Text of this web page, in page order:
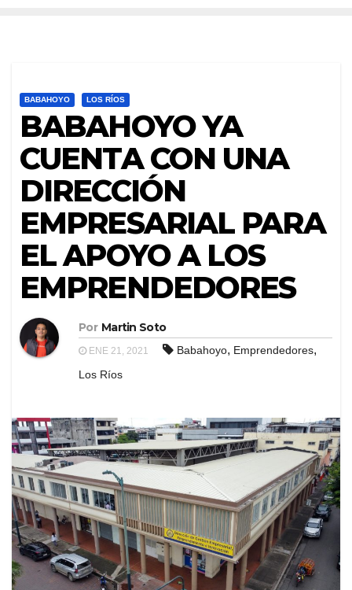
BABAHOYO LOS RÍOS
BABAHOYO YA
CUENTA CON UNA
DIRECCIÓN
EMPRESARIAL PARA
EL APOYO A LOS
EMPRENDEDORES
Por Martin Soto
ENE 21, 2021 Babahoyo, Emprendedores,
Los Ríos